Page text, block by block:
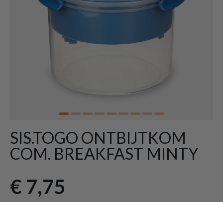
SIS.TOGO ONTBIJTKOM
COM. BREAKFAST MINTY
€ 7,75